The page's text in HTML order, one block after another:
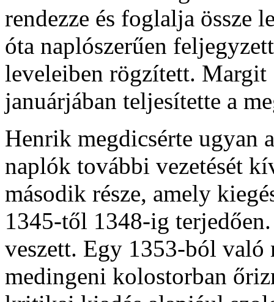
rendezze és foglalja össze
óta naplószerűen
leveleiben rögzített. Margit
januárjában teljesítette a
Henrik megdicsérte ugyan
naplók további vezetését
második része, amely
1345-től 1348-ig
veszett. Egy 1353-ból
medingeni kolostorban